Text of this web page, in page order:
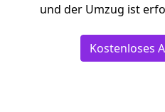
und der Umzug ist
Kostenloses